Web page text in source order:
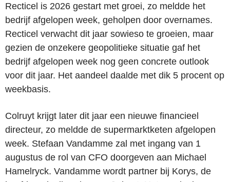
Recticel is 2026 gestart met groei, zo meldde het
bedrijf afgelopen week, geholpen door overnames.
Recticel verwacht dit jaar sowieso te groeien, maar
gezien de onzekere geopolitieke situatie gaf het
bedrijf afgelopen week nog geen concrete outlook
voor dit jaar. Het aandeel daalde met dik 5 procent op
weekbasis.
Colruyt krijgt later dit jaar een nieuwe financieel
directeur, zo meldde de supermarktketen afgelopen
week. Stefaan Vandamme zal met ingang van 1
augustus de rol van CFO doorgeven aan Michael
Hamelryck. Vandamme wordt partner bij Korys, de